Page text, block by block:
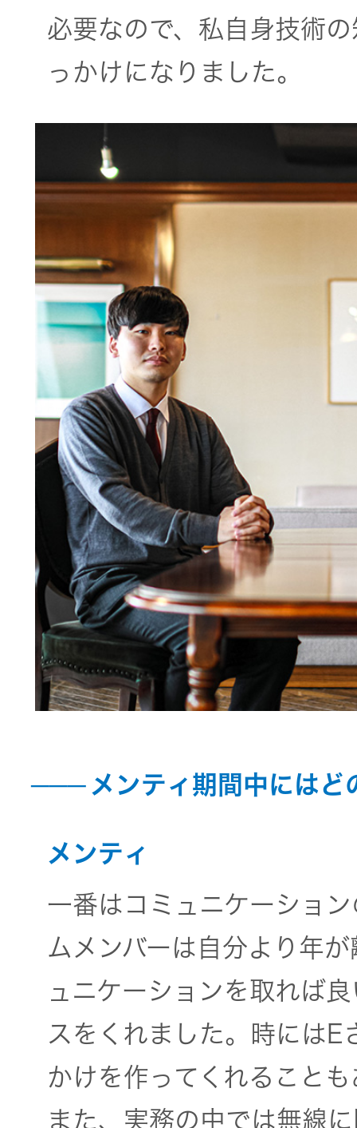
必要なので、私自身技術
っかけになりました。
メンティ期間中には
メンティ
一番はコミュニケーショ
ムメンバーは自分より年
ュニケーションを取れば
スをくれました。時には
かけを作ってくれること
また、実務の中では無線